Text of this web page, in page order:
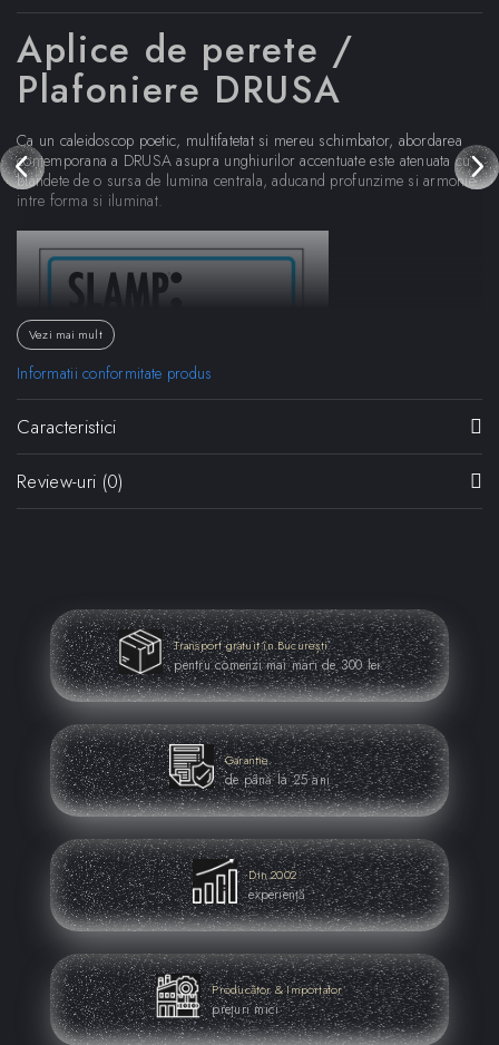
Aplice de perete /
Plafoniere DRUSA
Ca un caleidoscop poetic, multifatetat si mereu schimbator, abordarea
contemporana a DRUSA asupra unghiurilor accentuate este atenuata cu
blandete de o sursa de lumina centrala, aducand profunzime si armonie
intre forma si iluminat.
Specificatii:
● Culoare: Alb, Taupe (Velvet)
● Material: Plastic (Lentiflex®)
● Grad de protectie: IP20
● Sistem de prindere magnetic (MagneticSystem®)
● Tip bec: LED
● Tip soclu bec: E27
● Putere bec LED: 4 Watts
● Putere bec: 14 Watts
● Tensiune de alimentare: 230 V
● Dimenisuni (LxH): 60 x 20 cm
Vezi mai mult
Informatii conformitate produs
Caracteristici
Review-uri (0)
Transport gratuit în București
pentru comenzi mai mari de 300 lei
Garantie
de până la 25 ani
Din 2002
experiență
Producător & Importator
prețuri mici